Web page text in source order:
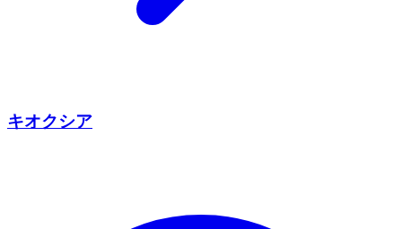
キオクシア